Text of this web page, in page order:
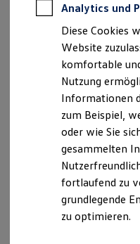
Für
Profi Paket
TopDeal
Gebrauchtwagen
Finanzierung
Für
Für
Leasing
Für
Für
Versicherungen
Garantien
Kfz-
Wartungsverträge
Besitzer & Service
Verantwortlich für die
Schubert GmbH - Co. KG (
Bahnhofstraße
Montag-
Analytics und
Diese Cookies
Website
komfortable
Nutzung
Informationen
zum Beispiel,
oder wie Sie
gesammelten
fortlaufend zu
grundlegende
zu optimieren.